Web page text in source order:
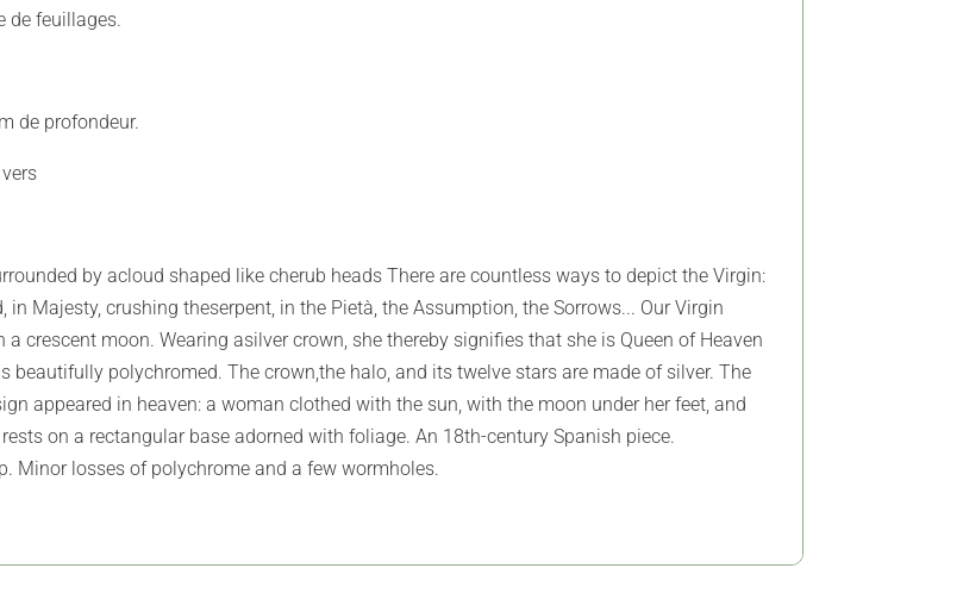
de feuillages.
de profondeur.
by acloud shaped like cherub heads There are countless ways to depict the Virgin:
Majesty, crushing theserpent, in the Pietà, the Assumption, the Sorrows... Our Virgin
crescent moon. Wearing asilver crown, she thereby signifies that she is Queen of Heaven
beautifully polychromed. The crown,the halo, and its twelve stars are made of silver. The
appeared in heaven: a woman clothed with the sun, with the moon under her feet, and
on a rectangular base adorned with foliage. An 18th-century Spanish piece.
Minor losses of polychrome and a few wormholes.